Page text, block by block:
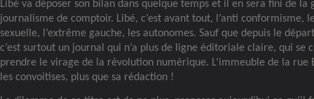
Libé va déposer son bilan dans quelque temps et il en sera fini de la
journalisme de comptoir. Libé, c’est avant tout, l’anti conformisme,
sexuelle, l’extrême gauche, les autonomes. Sauf que depuis le
c’est surtout un journal qui n’a plus de ligne éditoriale claire, qui se
prendre le virage de la révolution numérique. L’immeuble de la rue
les convoitises, plus que sa rédaction !